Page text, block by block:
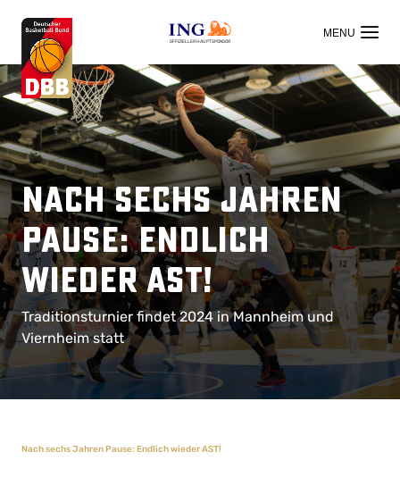
OFFIZIELLER HAUPTSPONSOR
Nach sechs Jahren
Pause: Endlich
wieder AST!
Traditionsturnier findet 2024 in Mannheim und
Viernheim statt
Nach sechs Jahren Pause: Endlich wieder AST!